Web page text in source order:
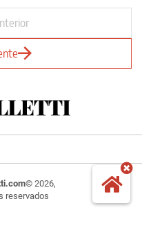
© 2026,
reservados